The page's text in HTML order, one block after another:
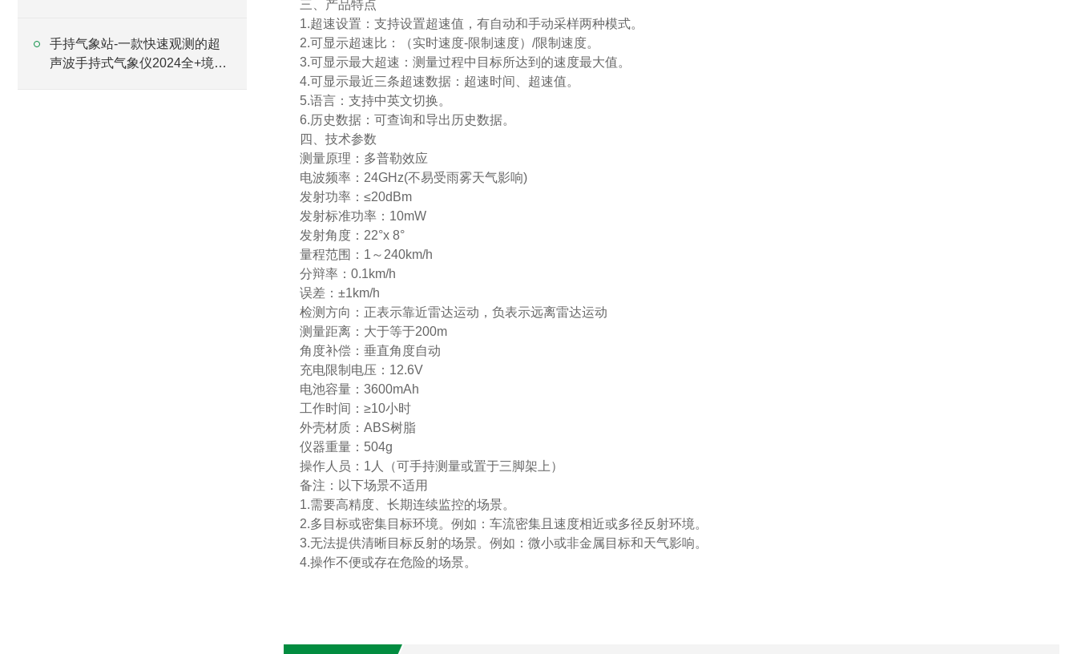
手持气象站-一款快速观测的超
声波手持式气象仪2024全+境
三、产品特点
1.超速设置：支持设置超速值，有自动和手动采样两种模式。
2.可显示超速比：（实时速度-限制速度）/限制速度。
3.可显示最大超速：测量过程中目标所达到的速度最大值。
4.可显示最近三条超速数据：超速时间、超速值。
5.语言：支持中英文切换。
6.历史数据：可查询和导出历史数据。
四、技术参数
测量原理：多普勒效应
电波频率：24GHz(不易受雨雾天气影响)
发射功率：≤20dBm
发射标准功率：10mW
发射角度：22°x 8°
量程范围：1～240km/h
分辩率：0.1km/h
误差：±1km/h
检测方向：正表示靠近雷达运动，负表示远离雷达运动
测量距离：大于等于200m
角度补偿：垂直角度自动
充电限制电压：12.6V
电池容量：3600mAh
工作时间：≥10小时
外壳材质：ABS树脂
仪器重量：504g
操作人员：1人（可手持测量或置于三脚架上）
备注：以下场景不适用
1.需要高精度、长期连续监控的场景。
2.多目标或密集目标环境。例如：车流密集且速度相近或多径反射环境。
3.无法提供清晰目标反射的场景。例如：微小或非金属目标和天气影响。
4.操作不便或存在危险的场景。